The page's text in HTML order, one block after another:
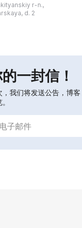
拉基特诺
——那是一
——尤苏波夫
r-n.,
d. 2
一封信！
，我们将发送公告，博